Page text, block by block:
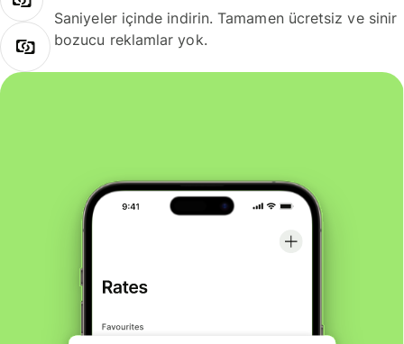
Saniyeler içinde indirin. Tamamen ücretsiz ve sinir
bozucu reklamlar yok.